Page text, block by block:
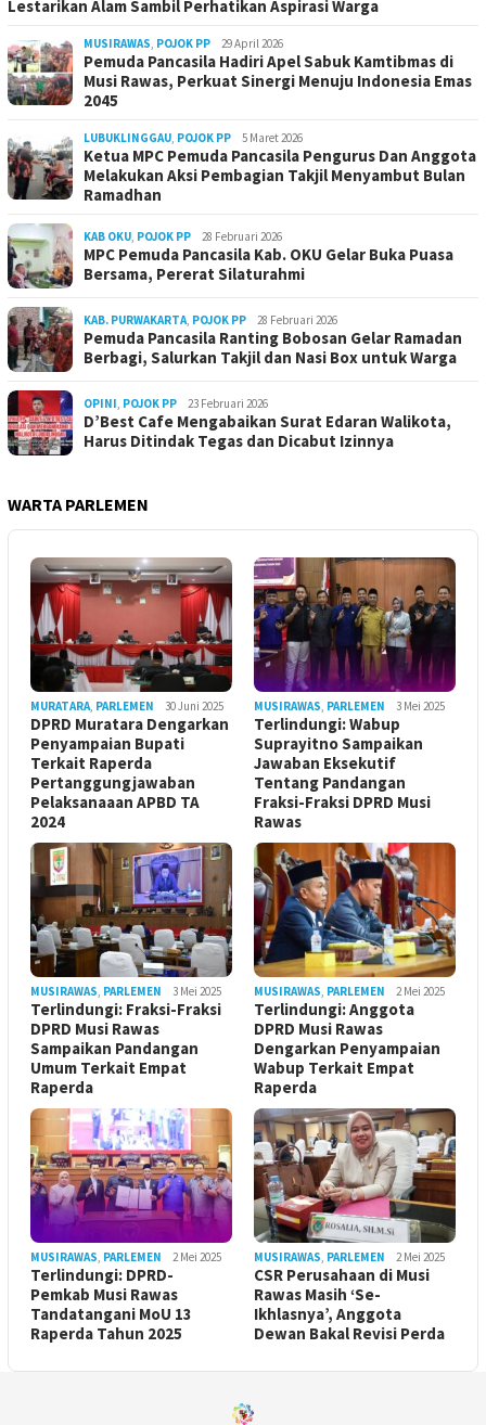
Lestarikan Alam Sambil Perhatikan Aspirasi Warga
MUSIRAWAS, POJOK PP 29 April 2026
Pemuda Pancasila Hadiri Apel Sabuk Kamtibmas di
Musi Rawas, Perkuat Sinergi Menuju Indonesia Emas
2045
LUBUKLINGGAU, POJOK PP 5 Maret 2026
Ketua MPC Pemuda Pancasila Pengurus Dan Anggota
Melakukan Aksi Pembagian Takjil Menyambut Bulan
Ramadhan
KAB OKU, POJOK PP 28 Februari 2026
MPC Pemuda Pancasila Kab. OKU Gelar Buka Puasa
Bersama, Pererat Silaturahmi
KAB. PURWAKARTA, POJOK PP 28 Februari 2026
Pemuda Pancasila Ranting Bobosan Gelar Ramadan
Berbagi, Salurkan Takjil dan Nasi Box untuk Warga
OPINI, POJOK PP 23 Februari 2026
D’Best Cafe Mengabaikan Surat Edaran Walikota,
Harus Ditindak Tegas dan Dicabut Izinnya
WARTA PARLEMEN
MURATARA, PARLEMEN 30 Juni 2025
DPRD Muratara Dengarkan
Penyampaian Bupati
Terkait Raperda
Pertanggungjawaban
Pelaksanaaan APBD TA
2024
MUSIRAWAS, PARLEMEN 3 Mei 2025
Terlindungi: Wabup
Suprayitno Sampaikan
Jawaban Eksekutif
Tentang Pandangan
Fraksi-Fraksi DPRD Musi
Rawas
MUSIRAWAS, PARLEMEN 3 Mei 2025
Terlindungi: Fraksi-Fraksi
DPRD Musi Rawas
Sampaikan Pandangan
Umum Terkait Empat
Raperda
MUSIRAWAS, PARLEMEN 2 Mei 2025
Terlindungi: Anggota
DPRD Musi Rawas
Dengarkan Penyampaian
Wabup Terkait Empat
Raperda
MUSIRAWAS, PARLEMEN 2 Mei 2025
Terlindungi: DPRD-
Pemkab Musi Rawas
Tandatangani MoU 13
Raperda Tahun 2025
MUSIRAWAS, PARLEMEN 2 Mei 2025
CSR Perusahaan di Musi
Rawas Masih ‘Se-
Ikhlasnya’, Anggota
Dewan Bakal Revisi Perda ‎